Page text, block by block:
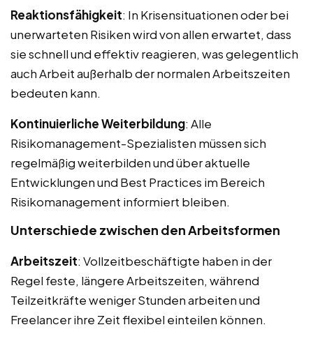
Reaktionsfähigkeit: In Krisensituationen oder bei
unerwarteten Risiken wird von allen erwartet, dass
sie schnell und effektiv reagieren, was gelegentlich
auch Arbeit außerhalb der normalen Arbeitszeiten
bedeuten kann.
Kontinuierliche Weiterbildung: Alle
Risikomanagement-Spezialisten müssen sich
regelmäßig weiterbilden und über aktuelle
Entwicklungen und Best Practices im Bereich
Risikomanagement informiert bleiben.
Unterschiede zwischen den Arbeitsformen
Arbeitszeit: Vollzeitbeschäftigte haben in der
Regel feste, längere Arbeitszeiten, während
Teilzeitkräfte weniger Stunden arbeiten und
Freelancer ihre Zeit flexibel einteilen können.